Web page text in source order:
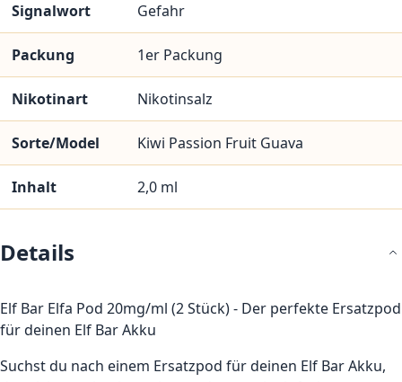
Signalwort Gefahr
Packung 1er Packung
Nikotinart Nikotinsalz
Sorte/Model Kiwi Passion Fruit Guava
Inhalt 2,0 ml
Details
Elf Bar Elfa Pod 20mg/ml (2 Stück) - Der perfekte Ersatzpod
für deinen Elf Bar Akku
Suchst du nach einem Ersatzpod für deinen Elf Bar Akku,